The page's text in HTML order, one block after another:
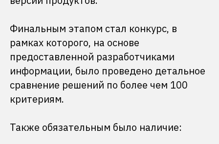
Финальным этапом стал конкурс, в
рамках которого, на основе
предоставленной разработчиками
информации, было проведено детальное
сравнение решений по более чем 100
критериям.
Также обязательным было наличие: